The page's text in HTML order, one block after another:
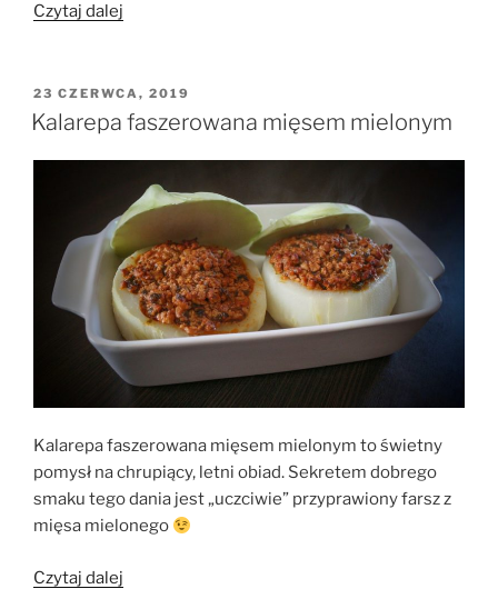
Czytaj dalej
OPUBLIKOWANE
W
23 CZERWCA, 2019
Kalarepa faszerowana mięsem mielonym
Kalarepa faszerowana mięsem mielonym to świetny
pomysł na chrupiący, letni obiad. Sekretem dobrego
smaku tego dania jest „uczciwie” przyprawiony farsz z
mięsa mielonego
Czytaj dalej